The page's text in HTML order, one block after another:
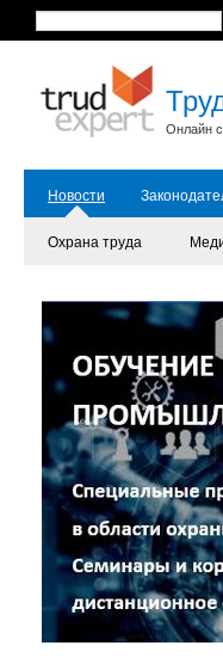
Онлайн
Новости
Охрана труда